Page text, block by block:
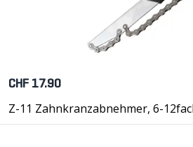
CHF 17.90
Z-11 Zahnkranzabnehmer, 6-